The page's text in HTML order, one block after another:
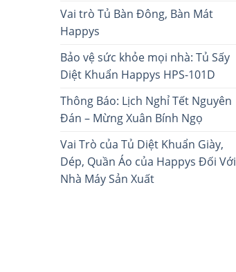
Vai trò Tủ Bàn Đông, Bàn Mát
Happys
Bảo vệ sức khỏe mọi nhà: Tủ Sấy
Diệt Khuẩn Happys HPS-101D
Thông Báo: Lịch Nghỉ Tết Nguyên
Đán – Mừng Xuân Bính Ngọ
Vai Trò của Tủ Diệt Khuẩn Giày,
Dép, Quần Áo của Happys Đối Với
Nhà Máy Sản Xuất